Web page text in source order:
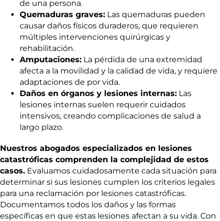
de una persona.
Quemaduras graves: Las quemaduras pueden
causar daños físicos duraderos, que requieren
múltiples intervenciones quirúrgicas y
rehabilitación.
Amputaciones: La pérdida de una extremidad
afecta a la movilidad y la calidad de vida, y requiere
adaptaciones de por vida.
Daños en órganos y lesiones internas: Las
lesiones internas suelen requerir cuidados
intensivos, creando complicaciones de salud a
largo plazo.
Nuestros abogados especializados en lesiones
catastróficas comprenden la complejidad de estos
casos. Evaluamos cuidadosamente cada situación para
determinar si sus lesiones cumplen los criterios legales
para una reclamación por lesiones catastróficas.
Documentamos todos los daños y las formas
específicas en que estas lesiones afectan a su vida. Con